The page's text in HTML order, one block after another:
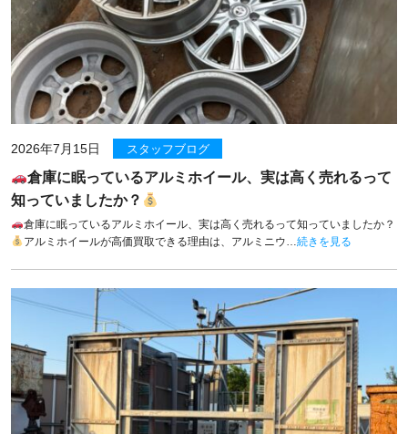
2026年7月15日 スタッフブログ
倉庫に眠っているアルミホイール、実は高く売れるって
知っていましたか？
倉庫に眠っているアルミホイール、実は高く売れるって知っていましたか？
アルミホイールが高価買取できる理由は、アルミニウ…続きを見る